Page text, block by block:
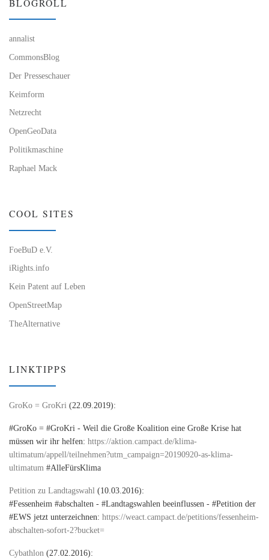
annalist
CommonsBlog
Der Presseschauer
Keimform
Netzrecht
OpenGeoData
Politikmaschine
Raphael Mack
COOL SITES
FoeBuD e.V.
iRights.info
Kein Patent auf Leben
OpenStreetMap
TheAlternative
LINKTIPPS
GroKo = GroKri (22.09.2019):
#GroKo = #GroKri - Weil die Große Koalition eine Große Krise hat
müssen wir ihr helfen: https://aktion.campact.de/klima-
ultimatum/appell/teilnehmen?utm_campaign=20190920-as-klima-
ultimatum #AlleFürsKlima
Petition zu Landtagswahl (10.03.2016):
#Fessenheim #abschalten - #Landtagswahlen beeinflussen - #Petition der
#EWS jetzt unterzeichnen: https://weact.campact.de/petitions/fessenheim-
abschalten-sofort-2?bucket=
Cybathlon (27.02.2016):